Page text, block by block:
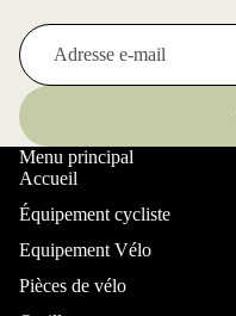
Menu principal
Accueil
Équipement cycliste
Equipement Vélo
Pièces de vélo